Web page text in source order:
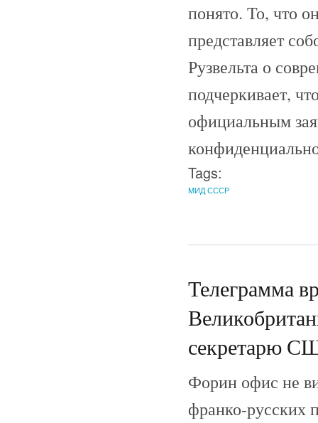
понято. То, что
представляет
Рузвельта о
подчеркивает,
официальным
Tags:
МИД СССР
Телеграмма
секретарю
Форин офис не
франко-русских